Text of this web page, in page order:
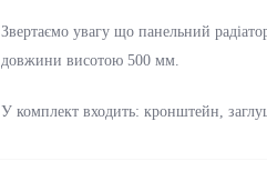
Звертаємо увагу що панельний
довжини висотою 500 мм.
У комплект входить: кронштейн,